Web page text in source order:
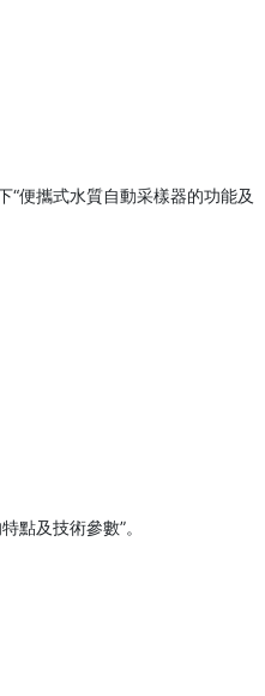
便攜式水質自動采樣器的功能及
點及技術參數”。